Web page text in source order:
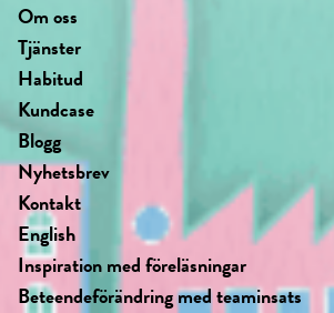
Om oss
Tjänster
Habitud
Kundcase
Blogg
Nyhetsbrev
Kontakt
English
Inspiration med föreläsningar
Beteendeförändring med teaminsats